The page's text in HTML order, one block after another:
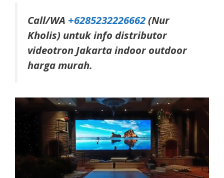
Call/WA +6285232226662(Nur
Kholis) untuk info distributor
videotron Jakarta indoor outdoor
harga murah.